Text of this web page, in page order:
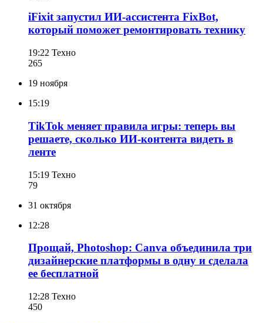
iFixit запустил ИИ-ассистента FixBot,
который поможет ремонтировать технику
19:22 Техно
265
19 ноября
15:19
TikTok меняет правила игры: теперь вы
решаете, сколько ИИ-контента видеть в
ленте
15:19 Техно
79
31 октября
12:28
Прощай, Photoshop: Canva объединила три
дизайнерские платформы в одну и сделала
ее бесплатной
12:28 Техно
450